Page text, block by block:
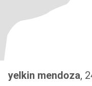
yelkin mendoza,